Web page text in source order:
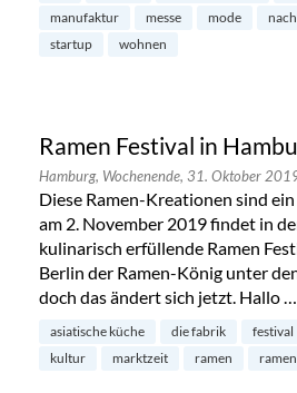
manufaktur
messe mode
startup
wohnen
Ramen Festival in
Hamburg, Wochenende, 31. Oktober
Diese Ramen-Kreationen sind
am 2. November 2019 findet in
kulinarisch erfüllende Ramen
Berlin der Ramen-König unter
doch das ändert sich jetzt. Hallo …
asiatische küche die fabrik festival
kultur
marktzeit ramen